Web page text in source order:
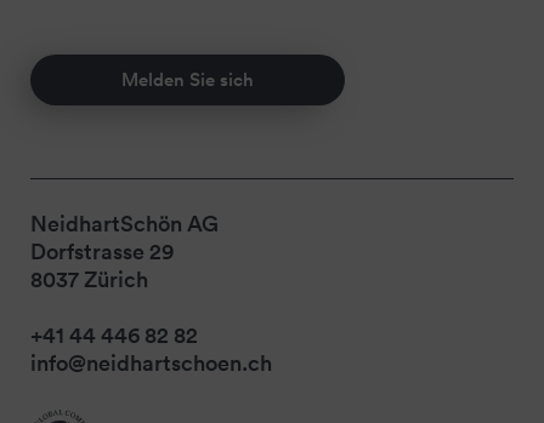
Melden Sie sich
NeidhartSchön AG
Dorfstrasse 29
8037 Zürich
+41 44 446 82 82
info@neidhartschoen.ch